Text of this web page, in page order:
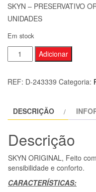
SKYN – PRESERVATIVO
UNIDADES
Em stock
Quantidade
de
ORIGINAL
SENSATION
UNIDADES
Adicionar
REF: D-243339 Categoria:
DESCRIÇÃO
Descrição
SKYN ORIGINAL, Feito
sensibilidade e conforto.
CARACTERÍSTICAS: